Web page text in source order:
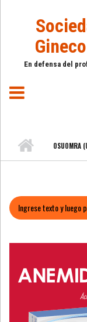
En defensa del
OSUOMRA